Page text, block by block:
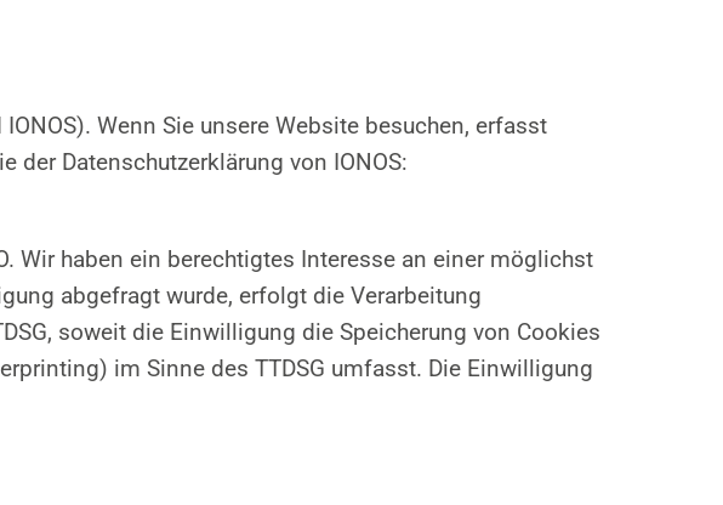
Wenn Sie unsere Website besuchen, erfasst
der Datenschutzerklärung von IONOS:
Wir haben ein berechtigtes Interesse an einer möglichst
abgefragt wurde, erfolgt die Verarbeitung
soweit die Einwilligung die Speicherung von Cookies
im Sinne des TTDSG umfasst. Die Einwilligung